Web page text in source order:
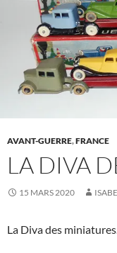
AVANT-GUERRE,FRANCE
LA DIVA
15 MARS 2020
La Diva des miniatures.